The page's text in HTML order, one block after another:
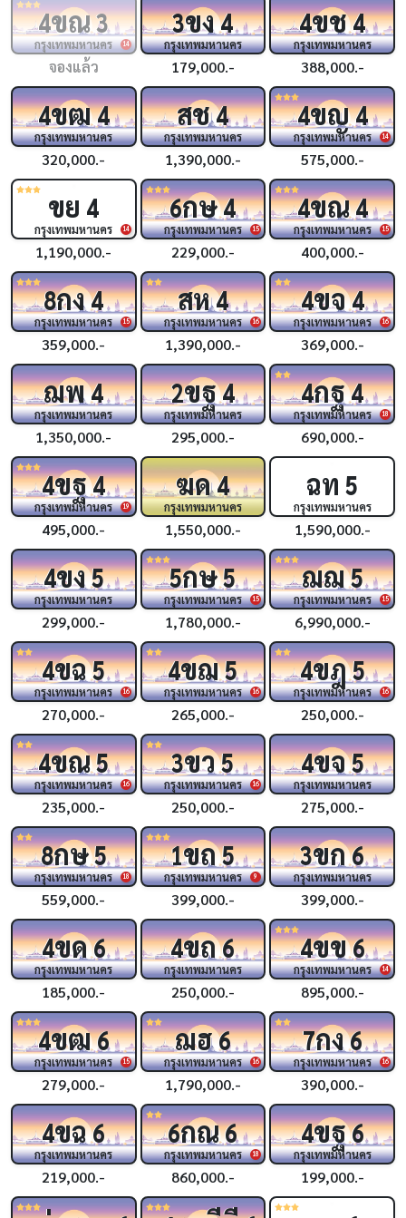
14
4ขณ3
กรุงเทพมหานคร
จองแล้ว
3ขง4
กรุงเทพมหานคร
179,000.-
4ขช4
กรุงเทพมหานคร
388,000.-
4ขฒ4
กรุงเทพมหานคร
320,000.-
สช4
กรุงเทพมหานคร
1,390,000.-
14
4ขญ4
กรุงเทพมหานคร
575,000.-
14
ขย 4
กรุงเทพมหานคร
1,190,000.-
15
6กษ4
กรุงเทพมหานคร
229,000.-
15
4ขณ4
กรุงเทพมหานคร
400,000.-
15
8กง4
กรุงเทพมหานคร
359,000.-
16
สห4
กรุงเทพมหานคร
1,390,000.-
16
4ขจ4
กรุงเทพมหานคร
369,000.-
ฌพ4
กรุงเทพมหานคร
1,350,000.-
2ขฐ4
กรุงเทพมหานคร
295,000.-
18
4กฐ4
กรุงเทพมหานคร
690,000.-
19
4ขฐ4
กรุงเทพมหานคร
495,000.-
ฆด4
กรุงเทพมหานคร
1,550,000.-
ฉท 5
กรุงเทพมหานคร
1,590,000.-
4ขง5
กรุงเทพมหานคร
299,000.-
15
5กษ5
กรุงเทพมหานคร
1,780,000.-
15
ฌฌ5
กรุงเทพมหานคร
6,990,000.-
16
4ขฉ5
กรุงเทพมหานคร
270,000.-
16
4ขฌ5
กรุงเทพมหานคร
265,000.-
16
4ขฎ5
กรุงเทพมหานคร
250,000.-
16
4ขณ5
กรุงเทพมหานคร
235,000.-
16
3ขว5
กรุงเทพมหานคร
250,000.-
4ขจ5
กรุงเทพมหานคร
275,000.-
18
8กษ5
กรุงเทพมหานคร
559,000.-
9
1ขถ5
กรุงเทพมหานคร
399,000.-
3ขก6
กรุงเทพมหานคร
399,000.-
4ขด6
กรุงเทพมหานคร
185,000.-
4ขถ6
กรุงเทพมหานคร
250,000.-
14
4ขข6
กรุงเทพมหานคร
895,000.-
15
4ขฒ6
กรุงเทพมหานคร
279,000.-
16
ฌฮ6
กรุงเทพมหานคร
1,790,000.-
16
7กง6
กรุงเทพมหานคร
390,000.-
4ขฉ6
กรุงเทพมหานคร
219,000.-
18
6กณ6
กรุงเทพมหานคร
860,000.-
4ขฐ6
กรุงเทพมหานคร
199,000.-